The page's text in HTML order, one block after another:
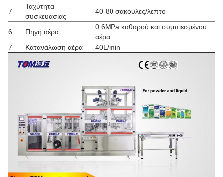
7
Ταχύτητα
συσκευασίας
40-80 σακούλες/λεπτο
6 Πηγή αέρα
0.6MPa καθαρού και συμπιεσμένου
αέρα
7
Κατανάλωση αέρα 40L/min